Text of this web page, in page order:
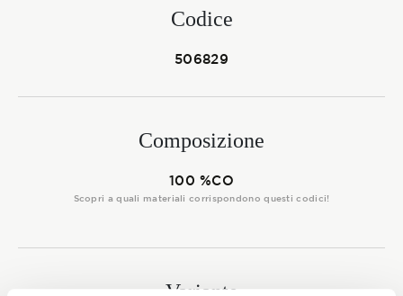
Codice
506829
Composizione
100 %CO
Scopri a quali materiali corrispondono questi codici!
Variante
NOVITÀ